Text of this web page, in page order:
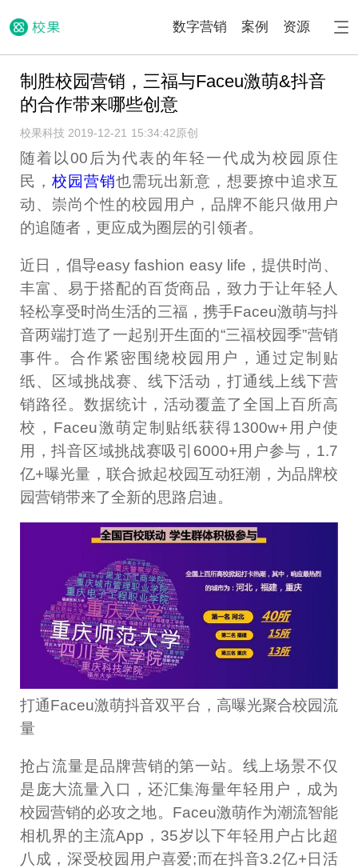
数字营销 案例 资源
制胜校园营销，三福与Faceu激萌&抖音
的合作带来哪些创意
校果科技 2019-12-21 15:34:42原创
随着以00后为代表的年轻一代成为校园原住
民， 校园营销也需玩出新意，想要撩中追求互
动、崇尚个性的校园用户，品牌不能只做用户
的追随者，更应成为圈层的引领者。
近日，倡导easy fashion easy life，提供时尚、
丰富、易于搭配的百货商品，致力于让年轻人
轻松享受时尚生活的三福，携手Faceu激萌与抖
音两端打造了一起别开生面的“三福校园季”营销
事件。合作紧密围绕校园用户，通过定制贴
纸、区域挑战赛、线下活动，打通线上线下营
销路径。数据统计，活动覆盖了全国上百所高
校，Faceu激萌定制贴纸获得1300w+用户使
用，抖音区域挑战赛吸引6000+用户参与，1.7
亿+曝光量，联合掀起校园互动狂潮，为品牌校
园营销带来了全新的思路启迪。
打通Faceu激萌抖音双平台，高曝光聚合校园流
量
抢占流量是品牌营销的第一站。线上场景不仅
是庞大流量入口，还汇集海量年轻用户，成为
校园营销的必攻之地。Faceu激萌作为潮流智能
相机界的主流App，35岁以下年轻用户占比超
八成，深受校园用户喜爱;而在抖音3.2亿+日活